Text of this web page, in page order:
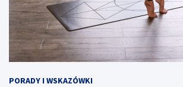
PORADY I WSKAZÓWKI